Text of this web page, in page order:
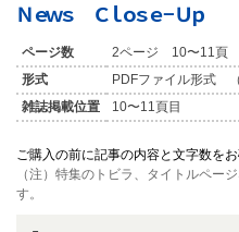
Ｎｅｗｓ Ｃｌｏｓｅ−Ｕｐ
ページ数
2ページ 10〜11頁
形式
PDFファイル形式 （
雑誌掲載位置
10〜11頁目
ご購入の前に記事の内容と文字数をお
（注）特集のトビラ、タイトルペー
す。